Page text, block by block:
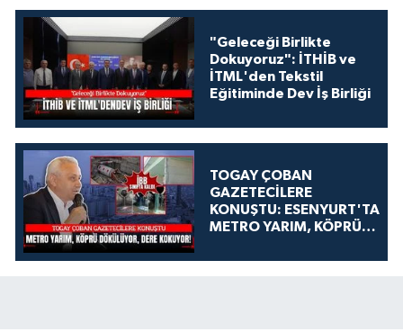
"Geleceği Birlikte
Dokuyoruz": İTHİB ve
İTML'den Tekstil
Eğitiminde Dev İş Birliği
TOGAY ÇOBAN
GAZETECİLERE
KONUŞTU: ESENYURT'TA
METRO YARIM, KÖPRÜ
KOKUYOR!